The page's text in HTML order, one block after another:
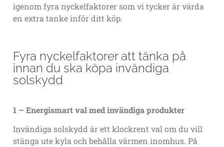
igenom fyra nyckelfaktorer som vi tycker är värda
en extra tanke inför ditt köp.
Fyra nyckelfaktorer att tänka på
innan du ska köpa invändiga
solskydd
1 – Energismart val med invändiga produkter
Invändiga solskydd är ett klockrent val om du vill
stänga ute kyla och behålla värmen inomhus. På